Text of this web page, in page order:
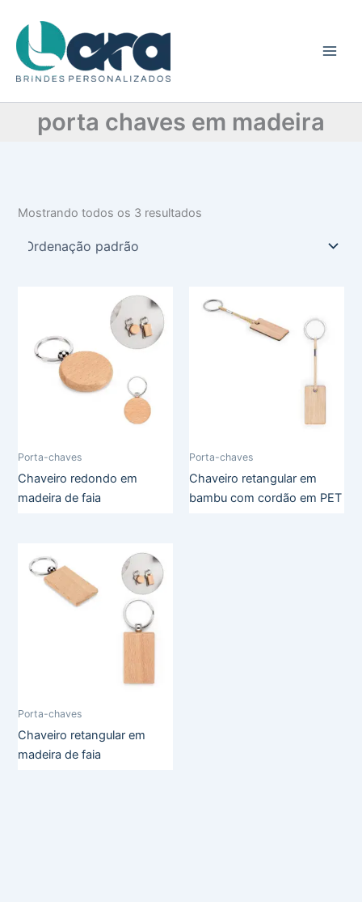
para
conteúdo
porta chaves em madeira
t
e
r
Mostrando todos os 3 resultados
Porta-chaves
Chaveiro redondo em
madeira de faia
Porta-chaves
Chaveiro retangular em
bambu com cordão em PET
Porta-chaves
Chaveiro retangular em
madeira de faia